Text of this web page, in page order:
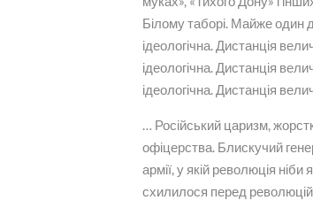
Білому таборі. Майже один
ідеологічна. Дистанція
ідеологічна. Дистанція
ідеологічна. Дистанція
… Російський царизм,
офіцерства. Блискучий
армії, у якій революція
схилилося перед